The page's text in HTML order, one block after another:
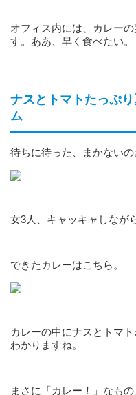
オフィス内には、カレー
す。ああ、早く食べたい。
ナスとトマトたっぷ
ム
待ちに待った、まかないの
女3人、キャッキャしなが
できたカレーはこちら。
カレーの中にナスとトマ
わかりますね。
まさに「カレー！」なも